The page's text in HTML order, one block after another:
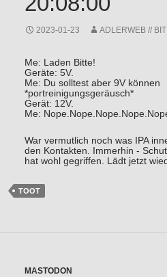
2023-01-23 ADLERWEB //
Me: Laden Bitte!
Geräte: 5V.
Me: Du solltest aber 9V können
*portreinigungsgeräusch*
Gerät: 12V.
Me:
War vermutlich noch was IPA
den Kontakten. Immerhin -
hat wohl gegriffen. Lädt jetzt
TOOT
MASTODON